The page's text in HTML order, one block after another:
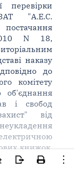
перевірки
ЗАТ "А.Е.С.
N 18,
наказу
до
комітету
об'єднання
і свобод
від
книжок,
ВАТ